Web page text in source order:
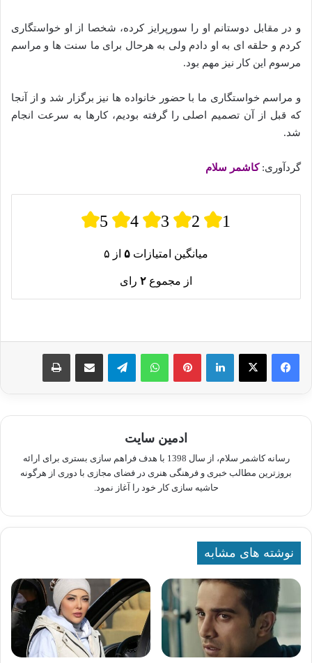
و در مقابل دوستانم او را سورپرایز کرده، شخصا از او خواستگاری
کردم و حلقه ای به او دادم ولی به هرحال برای ما سنت ها و مراسم
مرسوم این کار نیز مهم بود.
و مراسم خواستگاری ما با حضور خانواده ها نیز برگزار شد و از آنجا
که قبل از آن تصمیم اصلی را گرفته‌ بودیم، کارها به سرعت انجام
شد.
گردآوری:کاشمر سلام
5 4 3 2 1
میانگین امتیازات ۵ از ۵
از مجموع ۲ رای
لینکدین پینترستواتس آپ تلگرام اشتراک گذاری از طریق ایمیل چاپ
ادمین سایت
رسانه کاشمر سلام، از سال 1398 با هدف فراهم سازی بستری برای ارائه
بروزترین مطالب خبری و فرهنگی هنری در فضای مجازی با دوری از هرگونه
حاشیه سازی کار خود را آغاز نمود.
نوشته های مشابه